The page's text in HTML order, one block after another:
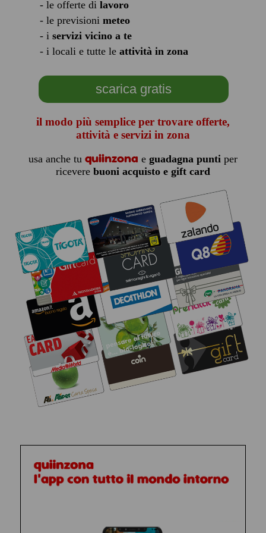
- le offerte di lavoro
- le previsioni meteo
- i servizi vicino a te
- i locali e tutte le attività in zona
scarica gratis
il modo più semplice per trovare offerte,
attività e servizi in zona
usa anche tu quiinzona e guadagna puntiper
ricevere buoni acquisto e gift card